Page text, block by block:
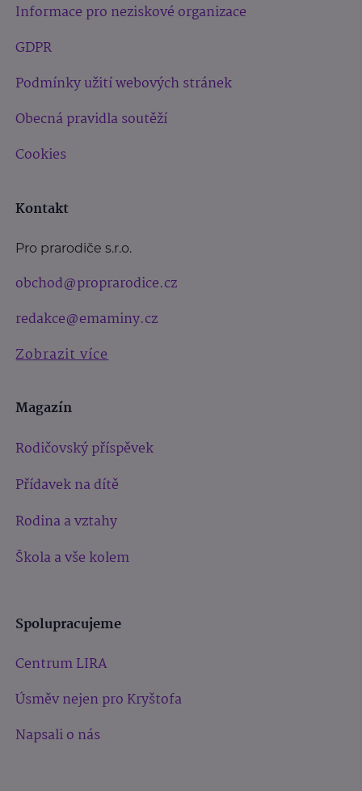
Informace pro neziskové organizace
GDPR
Podmínky užití webových stránek
Obecná pravidla soutěží
Cookies
Kontakt
Pro prarodiče s.r.o.
obchod@proprarodice.cz
redakce@emaminy.cz
Zobrazit více
Magazín
Rodičovský příspěvek
Přídavek na dítě
Rodina a vztahy
Škola a vše kolem
Spolupracujeme
Centrum LIRA
Úsměv nejen pro Kryštofa
Napsali o nás